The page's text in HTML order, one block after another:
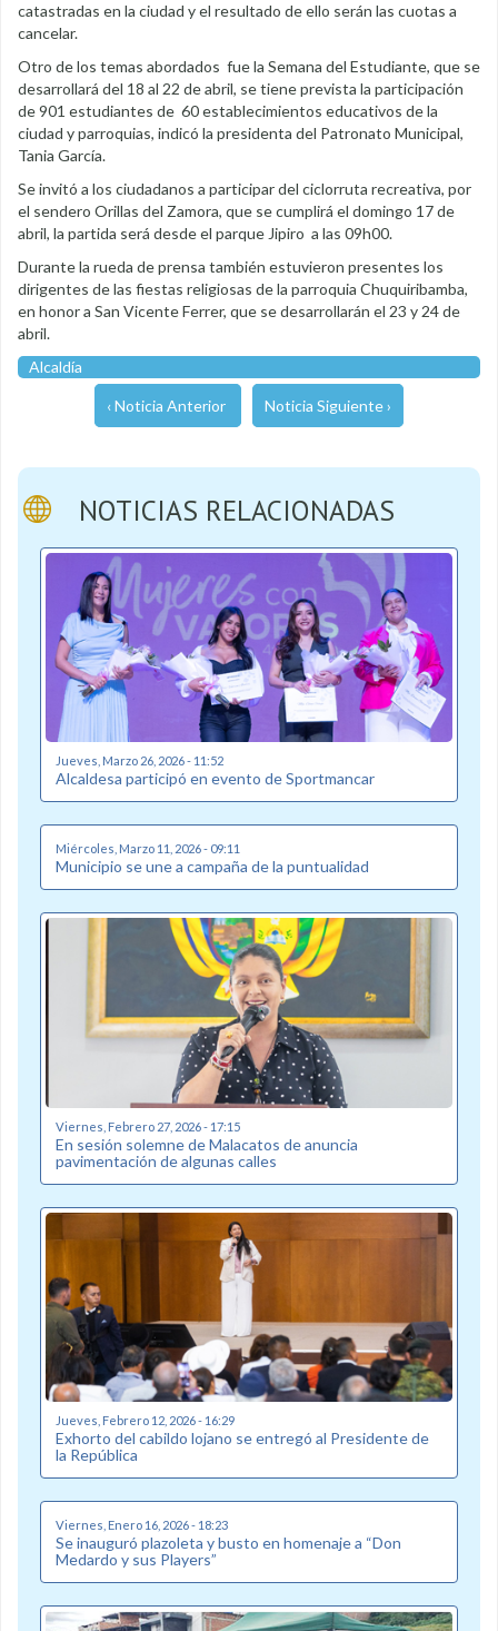
catastradas en la ciudad y el resultado de ello serán las cuotas a
cancelar.
Otro de los temas abordados fue la Semana del Estudiante, que se
desarrollará del 18 al 22 de abril, se tiene prevista la participación
de 901 estudiantes de 60 establecimientos educativos de la
ciudad y parroquias, indicó la presidenta del Patronato Municipal,
Tania García.
Se invitó a los ciudadanos a participar del ciclorruta recreativa, por
el sendero Orillas del Zamora, que se cumplirá el domingo 17 de
abril, la partida será desde el parque Jipiro a las 09h00.
Durante la rueda de prensa también estuvieron presentes los
dirigentes de las fiestas religiosas de la parroquia Chuquiribamba,
en honor a San Vicente Ferrer, que se desarrollarán el 23 y 24 de
abril.
Alcaldía
‹ Noticia Anterior Noticia Siguiente ›
NOTICIAS RELACIONADAS
Jueves, Marzo 26, 2026 - 11:52
Alcaldesa participó en evento de Sportmancar
Miércoles, Marzo 11, 2026 - 09:11
Municipio se une a campaña de la puntualidad
Viernes, Febrero 27, 2026 - 17:15
En sesión solemne de Malacatos de anuncia
pavimentación de algunas calles
Jueves, Febrero 12, 2026 - 16:29
Exhorto del cabildo lojano se entregó al Presidente de
la República
Viernes, Enero 16, 2026 - 18:23
Se inauguró plazoleta y busto en homenaje a “Don
Medardo y sus Players”